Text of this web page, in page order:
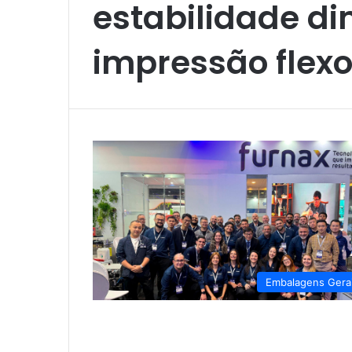
estabilidade
impressão flexo
Embalagens